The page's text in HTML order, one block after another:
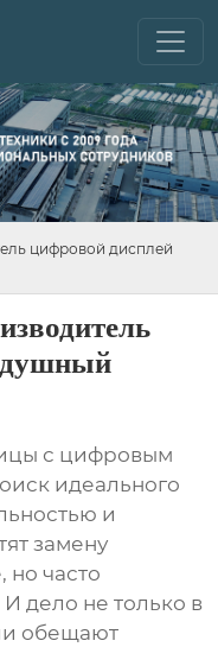
цифровой дисплей
с цифровым
идеального
и
замену
часто
дело не только в
обещают